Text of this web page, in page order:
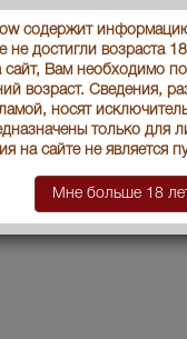
содержит
не достигли возраста
сайт, Вам необходимо
возраст. Сведения,
носят
только для
на сайте не является
Мне больше